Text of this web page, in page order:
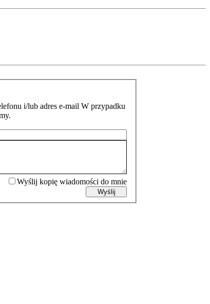
i/lub adres e-mail W przypadku
Wyślij kopię wiadomości do mnie